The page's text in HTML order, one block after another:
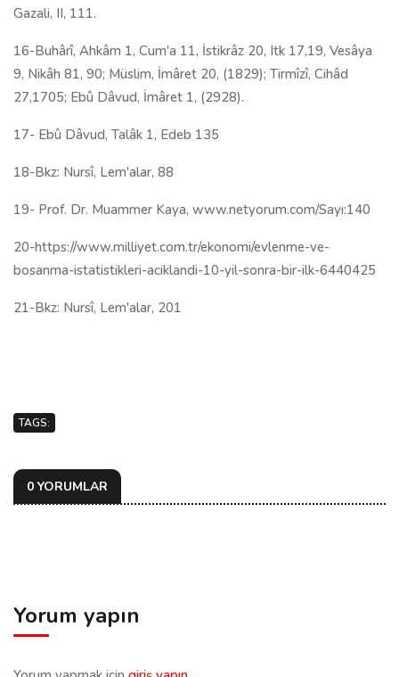
Gazali, II, 111.
16-Buhârî, Ahkâm 1, Cum'a 11, İstikrâz 20, Itk 17,19, Vesâya
9, Nikâh 81, 90; Müslim, İmâret 20, (1829); Tirmîzî, Cihâd
27,1705; Ebû Dâvud, İmâret 1, (2928).
17- Ebû Dâvud, Talâk 1, Edeb 135
18-Bkz: Nursî, Lem'alar, 88
19- Prof. Dr. Muammer Kaya, www.netyorum.com/Sayı:140
20-https://www.milliyet.com.tr/ekonomi/evlenme-ve-
bosanma-istatistikleri-aciklandi-10-yil-sonra-bir-ilk-6440425
21-Bkz: Nursî, Lem'alar, 201
TAGS:
0 YORUMLAR
Yorum yapın